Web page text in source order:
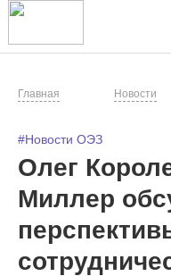
Главная Новости
#Новости ОЭЗ
Олег
Миллер